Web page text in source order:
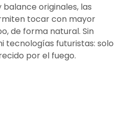
originales, las
tocar con mayor
de forma natural. Sin
tecnologías futuristas: solo
por el fuego.